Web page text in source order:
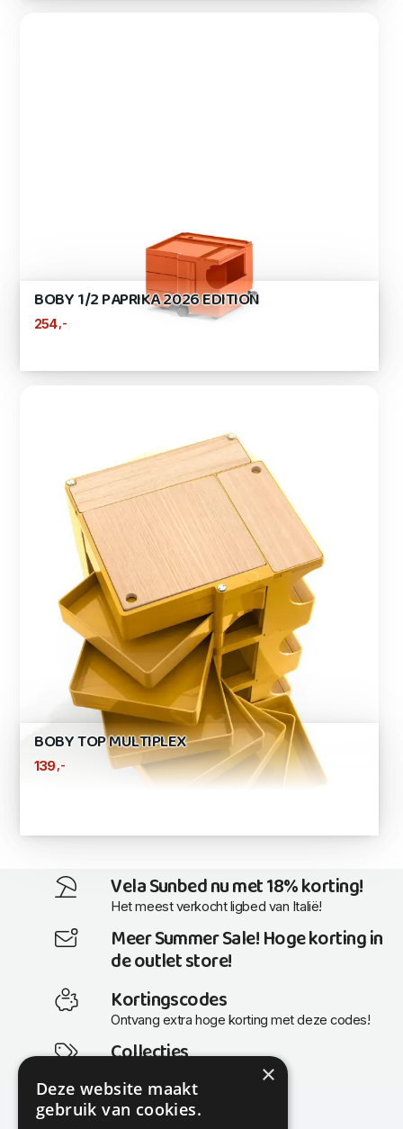
BOBY 1/2 PAPRIKA 2026 EDITION
254,-
BOBY TOP MULTIPLEX
139 ,-
Vela Sunbed nu met 18% korting!
Het meest verkocht ligbed van Italië!
Meer Summer Sale! Hoge korting in
de outlet store!
Kortingscodes
Ontvang extra hoge korting met deze codes!
Collecties
Actuele en populaire collecties
×
Deze website maakt
gebruik van cookies.